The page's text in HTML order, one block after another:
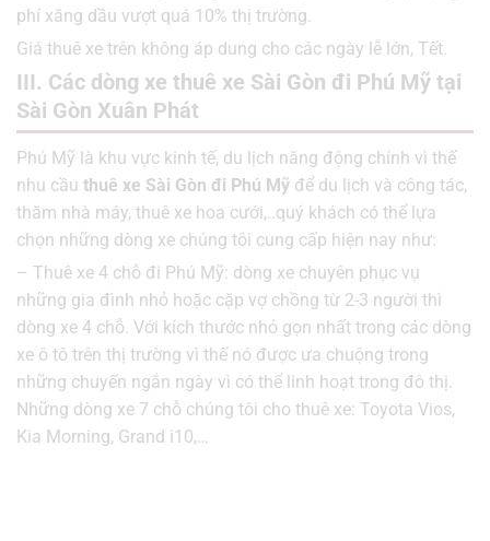
phí xăng dầu vượt quá 10% thị trường.
Giá thuê xe trên không áp dung cho các ngày lễ lớn, Tết.
III. Các dòng xe thuê xe Sài Gòn đi Phú Mỹ tại
Sài Gòn Xuân Phát
Phú Mỹ là khu vực kinh tế, du lịch năng động chính vì thế
nhu cầu thuê xe Sài Gòn đi Phú Mỹ để du lịch và công tác,
thăm nhà máy, thuê xe hoa cưới,..quý khách có thể lựa
chọn những dòng xe chúng tôi cung cấp hiện nay như:
– Thuê xe 4 chỗ đi Phú Mỹ: dòng xe chuyên phục vụ
những gia đình nhỏ hoặc cặp vợ chồng từ 2-3 người thì
dòng xe 4 chỗ. Với kích thước nhỏ gọn nhất trong các dòng
xe ô tô trên thị trường vì thế nó được ưa chuộng trong
những chuyến ngắn ngày vì có thể linh hoạt trong đô thị.
Những dòng xe 7 chỗ chúng tôi cho thuê xe: Toyota Vios,
Kia Morning, Grand i10,…